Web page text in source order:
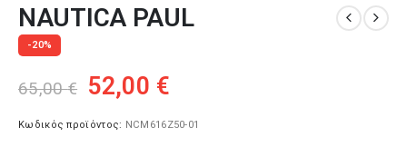
NAUTICA PAUL
-20%
65,00€ Original
was:
52,00 €
τιμή
Κωδικός προϊόντος: NCM616Z50-01